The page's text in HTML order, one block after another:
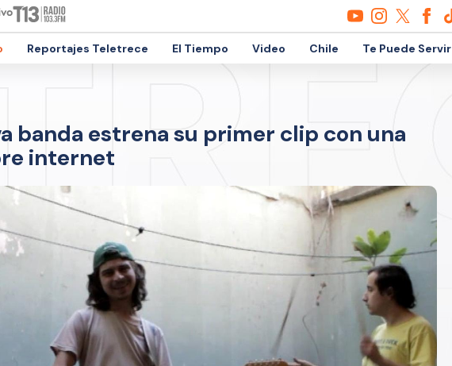
Reportajes Teletrece El Tiempo Video Chile Te Puede Servir
banda estrena su primer clip con una
internet